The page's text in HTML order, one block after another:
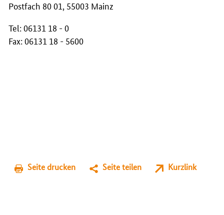
Postfach 80 01, 55003 Mainz
Tel: 06131 18 - 0
Fax: 06131 18 - 5600
Seite drucken Seite teilen Kurzlink